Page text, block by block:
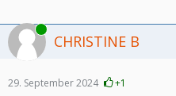
Online
CHRISTINE B
29. September 2024 +1